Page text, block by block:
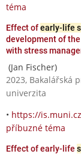
téma
Effect ofearly-life
development of
with stress
(Jan Fischer)
2023, Bakalářská
univerzita
• https://
příbuzné téma
Effect of early-life